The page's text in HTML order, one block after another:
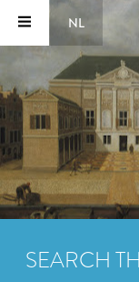
NL
SEARCH